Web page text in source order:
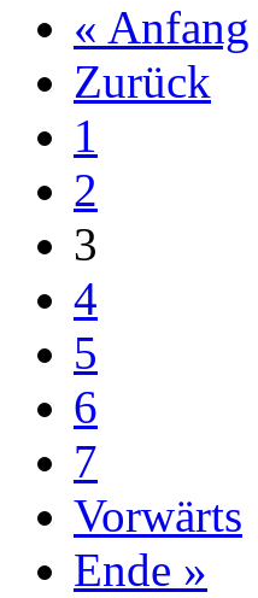
« Anfang
Zurück
1
2
3
4
5
6
7
Vorwärts
Ende »